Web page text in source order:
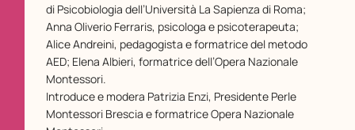
di Psicobiologia dell’Università La Sapienza di Roma;
Anna Oliverio Ferraris, psicologa e psicoterapeuta;
Alice Andreini, pedagogista e formatrice del metodo
AED; Elena Albieri, formatrice dell’Opera Nazionale
Montessori.
Introduce e modera Patrizia Enzi, Presidente Perle
Montessori Brescia e formatrice Opera Nazionale